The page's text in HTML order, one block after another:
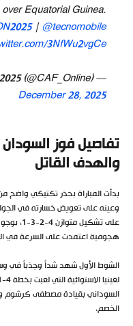
Equatorial Guinea.
|@tecnomobile
3NfWu2vgCe
— TotalEnergies AFCON 2025 (@CAF_Online)
December 28, 2025
تفاصيل فوز السودان
والهدف القاتل
بدأت المباراة بحذر تكتيكي واضح
وعينه على تعويض خسارته في
على
هجومية اعتمدت على السرعة في
الشوط الأول شهد شداً وجذباً في
السوداني بقيادة مصطفى كرشوم
الخصم.